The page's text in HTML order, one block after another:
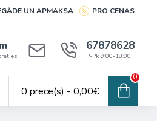
UN APMAKSA PRO CENAS
67878628
P-Pk 9:00-18:00
0 prece(s) - 0,00€
0